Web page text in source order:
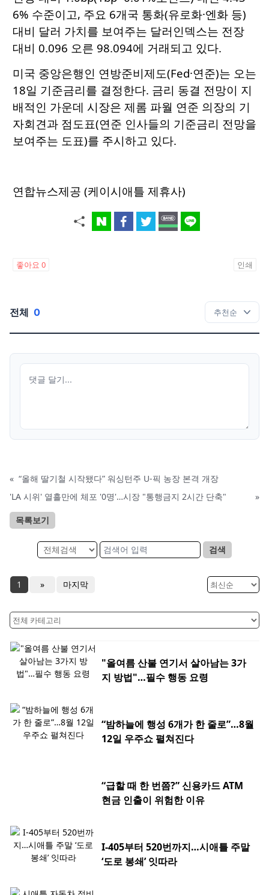
6% 수준이고, 주요 6개국 통화(유로화·엔화 등)
대비 달러 가치를 보여주는 달러인덱스는 전장
대비 0.096 오른 98.094에 거래되고 있다.
미국 중앙은행인 연방준비제도(Fed·연준)는 오는
18일 기준금리를 결정한다. 금리 동결 전망이 지
배적인 가운데 시장은 제롬 파월 연준 의장의 기
자회견과 점도표(연준 인사들의 기준금리 전망을
보여주는 도표)를 주시하고 있다.
연합뉴스제공 (케이시애틀 제휴사)
좋아요 0 인쇄
전체 0
« “올해 딸기철 시작됐다” 워싱턴주 U-픽 농장 본격 개장
'LA 시위' 열흘만에 체포 '0명'…시장 "통행금지 2시간 단축"
»
목록보기
검색
1 » 마지막
"올여름 산불 연기서 살아남는 3가
지 방법"…필수 행동 요령
“밤하늘에 행성 6개가 한 줄로”…8월
12일 우주쇼 펼쳐진다
“급할 때 한 번쯤?” 신용카드 ATM
현금 인출이 위험한 이유
I-405부터 520번까지…시애틀 주말
‘도로 봉쇄’ 잇따라